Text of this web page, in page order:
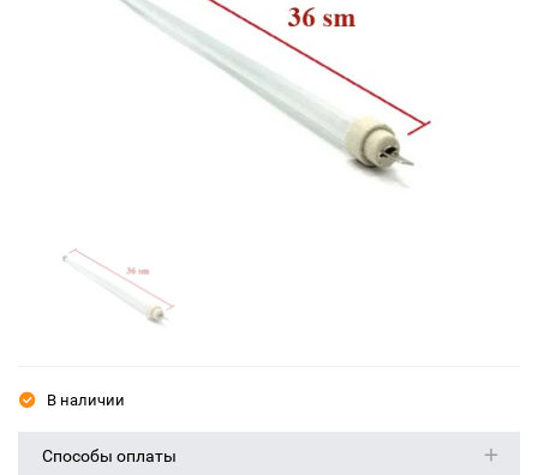
В наличии
Способы оплаты